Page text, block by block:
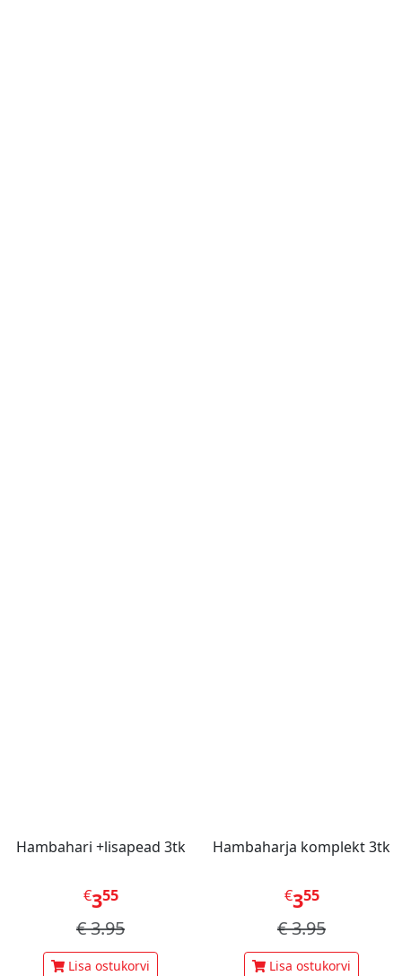
Hambahari +lisapead 3tk
€355
€3.95
Lisa ostukorvi
Hambaharja komplekt 3tk
€355
€3.95
Lisa ostukorvi